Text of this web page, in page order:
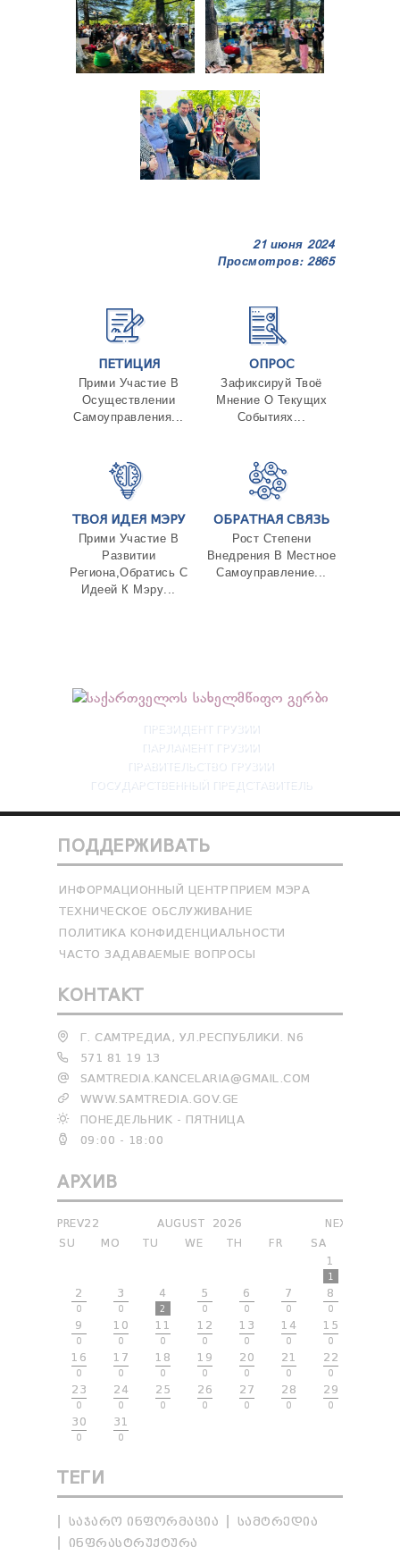
21 июня 2024
Просмотров: 2865
ПЕТИЦИЯ
Прими Участие В
Осуществлении
Самоуправления...
ОПРОС
Зафиксируй Твоё
Мнение О Текущих
Событиях...
ТВОЯ ИДЕЯ МЭРУ
Прими Участие В
Развитии
Региона,Обратись С
Идеей К Мэру...
ОБРАТНАЯ СВЯЗЬ
Рост Степени
Внедрения В Местное
Самоуправление...
ПРЕЗИДЕНТ ГРУЗИИ
ПАРЛАМЕНТ ГРУЗИИ
ПРАВИТЕЛЬСТВО ГРУЗИИ
ГОСУДАРСТВЕННЫЙ ПРЕДСТАВИТЕЛЬ
ПОДДЕРЖИВАТЬ
ИНФОРМАЦИОННЫЙ ЦЕНТР ПРИЕМ МЭРА
ТЕХНИЧЕСКОЕ ОБСЛУЖИВАНИЕ
ПОЛИТИКА КОНФИДЕНЦИАЛЬНОСТИ
ЧАСТО ЗАДАВАЕМЫЕ ВОПРОСЫ
КОНТАКТ
Г. САМТРЕДИА, УЛ.РЕСПУБЛИКИ. N6
571 81 19 13
SAMTREDIA.KANCELARIA@GMAIL.COM
WWW.SAMTREDIA.GOV.GE
ПОНЕДЕЛЬНИК - ПЯТНИЦА
09:00 - 18:00
АРХИВ
PREV22 NEXT
AUGUST
2026
SU
MO TU WE TH FR
SA
1
1
2
0
3
0
4
2
5
0
6
0
7
0
8
0
9
0
10
0
11
0
12
0
13
0
14
0
15
0
16
0
17
0
18
0
19
0
20
0
21
0
22
0
23
0
24
0
25
0
26
0
27
0
28
0
29
0
30
0
31
0
ТЕГИ
ᲡᲐᲯᲐᲠᲝ ᲘᲜᲤᲝᲠᲛᲐᲪᲘᲐ
ᲡᲐᲛᲢᲠᲔᲓᲘᲐ
ᲘᲜᲤᲠᲐᲡᲢᲠᲣᲥᲢᲣᲠᲐ